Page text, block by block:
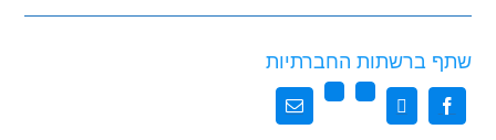
שתף ברשתות החברתיות